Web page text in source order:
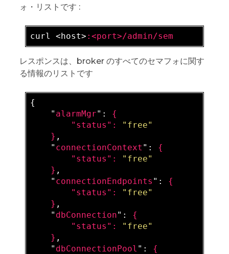
ォ・リストです :
curl <host> :<port>/admin/sem
レスポンスは、broker のすべてのセマフォに関す
る情報のリストです
{
    "
alarmMgr": {
        "
status ":
"free"
} ,
    "
connectionContext ": {
        "
status ":
"free"
} ,
    "
connectionEndpoints ": {
        "
status ":
"free"
} ,
    "
dbConnection": {
        "
status ":
"free"
} ,
    "
dbConnectionPool ": {